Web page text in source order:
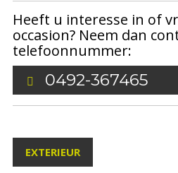
Heeft u interesse in of
occasion? Neem dan
telefoonnummer:
0492-367465
EXTERIEUR